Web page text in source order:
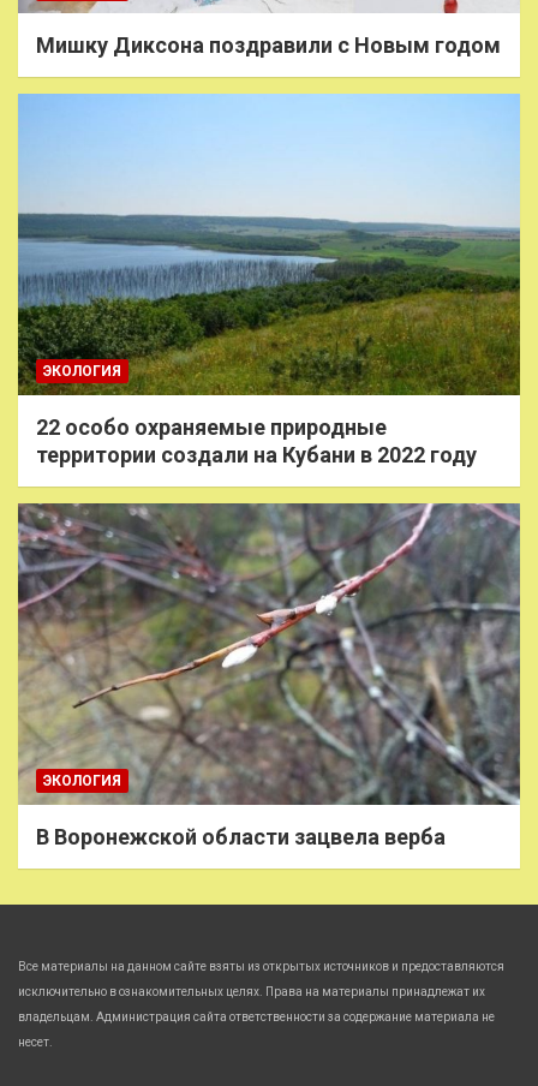
Мишку Диксона поздравили с Новым годом
ЭКОЛОГИЯ
22 особо охраняемые природные
территории создали на Кубани в 2022 году
ЭКОЛОГИЯ
В Воронежской области зацвела верба
Все материалы на данном сайте взяты из открытых источников и предоставляются
исключительно в ознакомительных целях. Права на материалы принадлежат их
владельцам. Администрация сайта ответственности за содержание материала не
несет.